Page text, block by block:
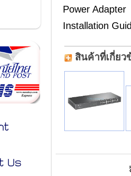
Power Adapter
Installation
สินค้าที่เกี่ยว